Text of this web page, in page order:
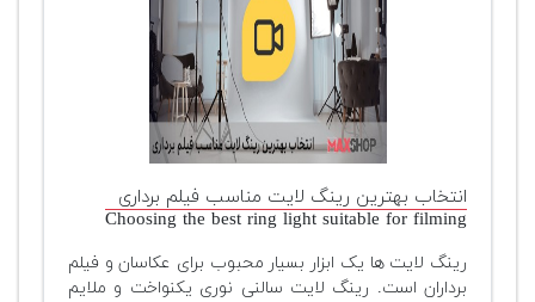
انتخاب بهترین رینگ لایت مناسب فیلم برداری
Choosing the best ring light suitable for filming
رینگ لایت ها یک ابزار بسیار محبوب برای عکاسان و فیلم
برداران است. رینگ لایت سالنی نوری یکنواخت و ملایم